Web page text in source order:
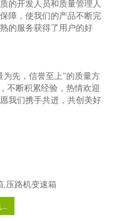
开发人员和质量管理人
障，使我们的产品不断完
的服务获得了用户的好
。
先，信誉至上”的质量方
不断积累经验，热情欢迎
我们携手共进，共创美好